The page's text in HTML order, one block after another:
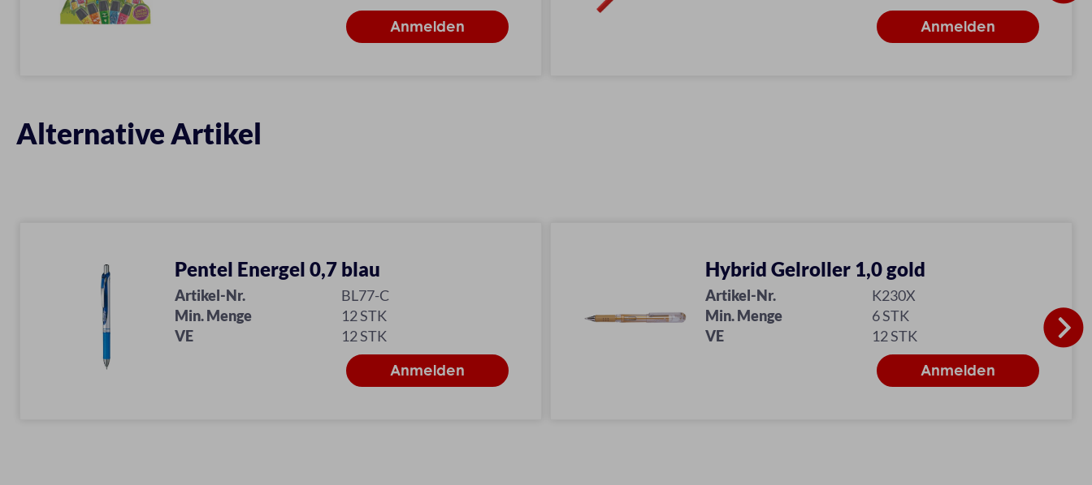
Alternative Artikel
Pentel Energel 0,7 blau
Artikel-Nr.
BL77-C
Min. Menge
12 STK
VE
12 STK
Hybrid Gelroller 1,0 gold
Artikel-Nr.
K230X
Min. Menge
6 STK
VE
12 STK